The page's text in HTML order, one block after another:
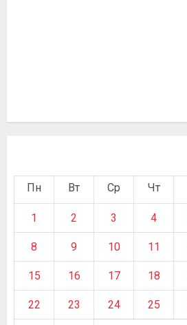
Пн Вт Ср Чт
1 2 3 4
8 9 10 11
15 16 17 18
22 23 24 25